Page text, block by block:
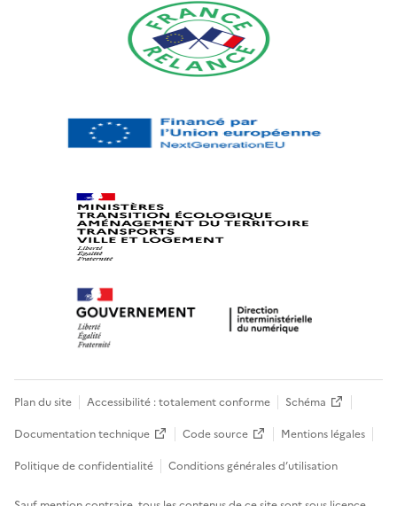
Plan du site Accessibilité : totalement conforme
Schéma
Documentation technique
Code source
Mentions légales
Politique de confidentialité
Conditions générales d’utilisation